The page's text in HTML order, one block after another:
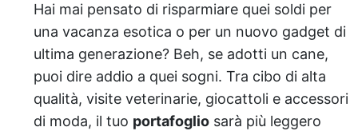
Hai mai pensato di risparmiare quei soldi per
una vacanza esotica o per un nuovo gadget di
ultima generazione? Beh, se adotti un cane,
puoi dire addio a quei sogni. Tra cibo di alta
qualità, visite veterinarie, giocattoli e accessori
di moda, il tuo portafoglio sarà più leggero